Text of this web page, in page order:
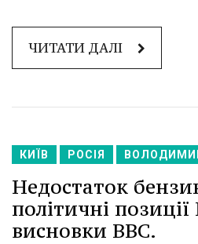
ЧИТАТИ ДАЛІ
КИЇВ РОСІЯ
Недостаток
політичні
висновки BBC.